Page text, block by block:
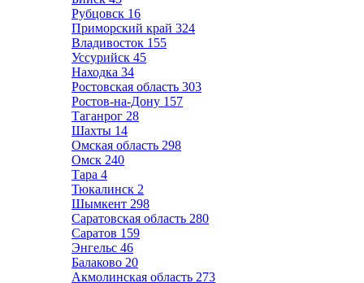
Рубцовск 16
Приморский край 324
Владивосток 155
Уссурийск 45
Находка 34
Ростовская область 303
Ростов-на-Дону 157
Таганрог 28
Шахты 14
Омская область 298
Омск 240
Тара 4
Тюкалинск 2
Шымкент 298
Саратовская область 280
Саратов 159
Энгельс 46
Балаково 20
Акмолинская область 273